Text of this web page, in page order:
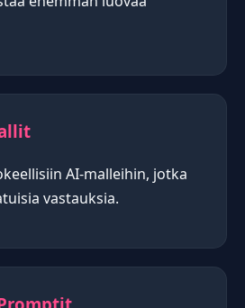
AI-malleihin, jotka
vastauksia.